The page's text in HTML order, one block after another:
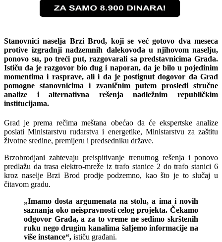
Stanovnici naselja Brzi Brod, koji se već gotovo dva meseca
protive izgradnji nadzemnih dalekovoda u njihovom naselju,
ponovo su, po treći put, razgovarali sa predstavnicima Grada.
Ističu da je razgovor bio dug i naporan, da je bilo u pojedinim
momentima i rasprave, ali i da je postignut dogovor da Grad
pomogne stanovnicima i zvaničnim putem prosledi stručne
analize i alternativna rešenja nadležnim republičkim
institucijama.
Grad je prema rečima meštana obećao da će ekspertske analize
poslati Ministarstvu rudarstva i energetike, Ministarstvu za zaštitu
životne sredine, premijeru i predsedniku države.
Brzobrodjani zahtevaju preispitivanje trenutnog rešenja i ponovo
predlažu da trasa elektro-mreže iz trafo stanice 2 do trafo stanici 6
kroz naselje Brzi Brod prodje podzemno, kao što je to slučaj u
čitavom gradu.
„Imamo dosta argumenata na stolu, a ima i novih
saznanja oko neispravnosti celog projekta. Čekamo
odgovor Grada, a za to vreme ne sedimo skrštenih
ruku nego drugim kanalima šaljemo informacije na
više instance“, ističu građani.